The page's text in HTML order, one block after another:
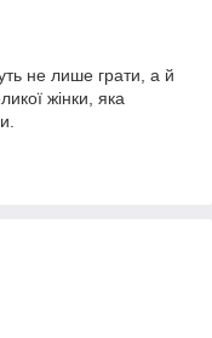
не лише грати, а й
жінки, яка